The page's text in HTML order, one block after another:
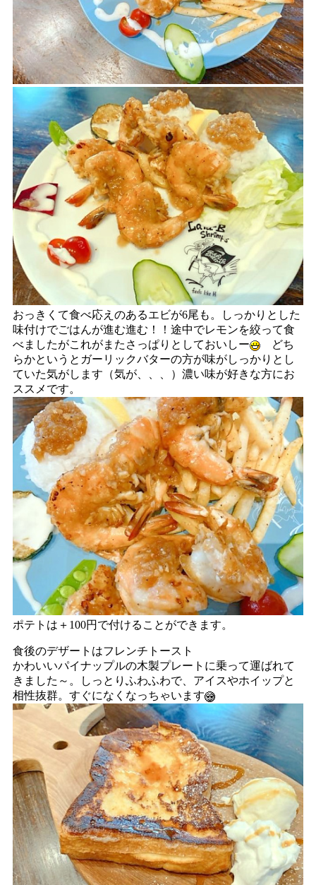
おっきくて食べ応えのあるエビが6尾も。しっかりとした
味付けでごはんが進む進む！！途中でレモンを絞って食
べましたがこれがまたさっぱりとしておいしー
どち
らかというとガーリックバターの方が味がしっかりとし
ていた気がします（気が、、、）濃い味が好きな方にお
ススメです。
ポテトは＋100円で付けることができます。
食後のデザートはフレンチトースト
かわいいパイナップルの木製プレートに乗って運ばれて
きました～。しっとりふわふわで、アイスやホイップと
相性抜群。すぐになくなっちゃいます